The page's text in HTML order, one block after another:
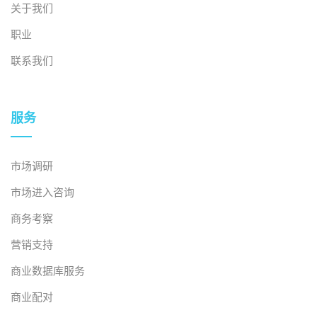
关于我们
职业
联系我们
服务
市场调研
市场进入咨询
商务考察
营销支持
商业数据库服务
商业配对